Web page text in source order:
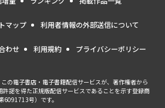
マップ 利用者情報の外部送信について
わせ 利用規約 プライバシーポリシー
の電子書店・電子書籍配信サービスが、著作権者から
許諾を得た正規版配信サービスであることを示す登録商
6091713号）です。